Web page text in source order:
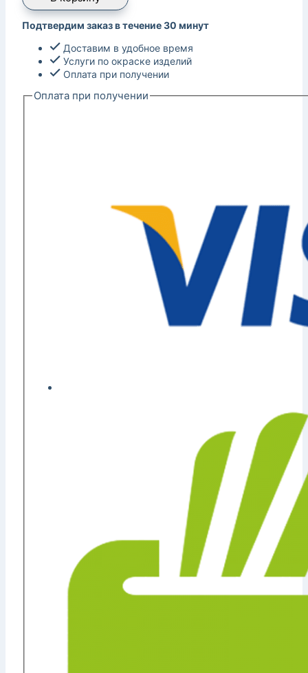
Подтвердим заказ в течение 30 минут
Доставим в удобное время
Услуги по окраске изделий
Оплата при получении
Оплата при получении